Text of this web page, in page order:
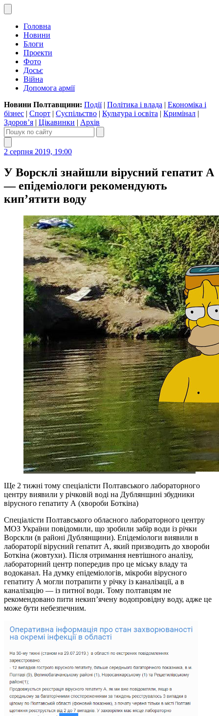
Головна
Новини
Блоги
Проекти
Фото
Досьє
Війна
Допомога армії
Новини Полтавщини: Події| Політика і влада | Економіка і
бізнес | Спорт | Суспільство | Культура і освіта | Кримінал |
Здоров’я | Цікавинки | Архів
2 серпня 2019, 19:00
У Ворсклі знайшли вірусний гепатит А
— епідеміологи рекомендують
кип’ятити воду
Ще 2 тижні тому спеціалісти Полтавського лабораторного
центру виявили у річковій воді на Дублянщині збудники
вірусного гепатиту А (хвороби Боткіна)
Спеціалісти Полтавського обласного лабораторного центру
МОЗ України повідомили, що зробили забір води із річки
Ворскли (в районі Дублянщини). Епідеміологи виявили в
лабораторії вірусний гепатит А, який призводить до хвороби
Боткіна (жовтухи). Після отримання невтішного аналізу,
лабораторний центр попередив про це міську владу та
водоканал. На думку епідеміологів, мікроби вірусного
гепатиту А могли потрапити у річку із каналізації, а в
каналізацію — із питної води. Тому полтавцям не
рекомендовано пити некип’ячену водопровідну воду, адже це
може бути небезпечним.